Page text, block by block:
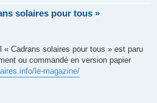
solaires pour tous »
« Cadrans solaires pour tous » est paru
ou commandé en version papier
le-magazine/